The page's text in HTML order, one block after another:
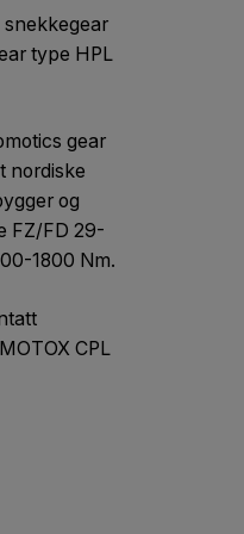
snekkegear
type HPL
gear
nordiske
og
FZ/FD 29-
1800 Nm.
CPL